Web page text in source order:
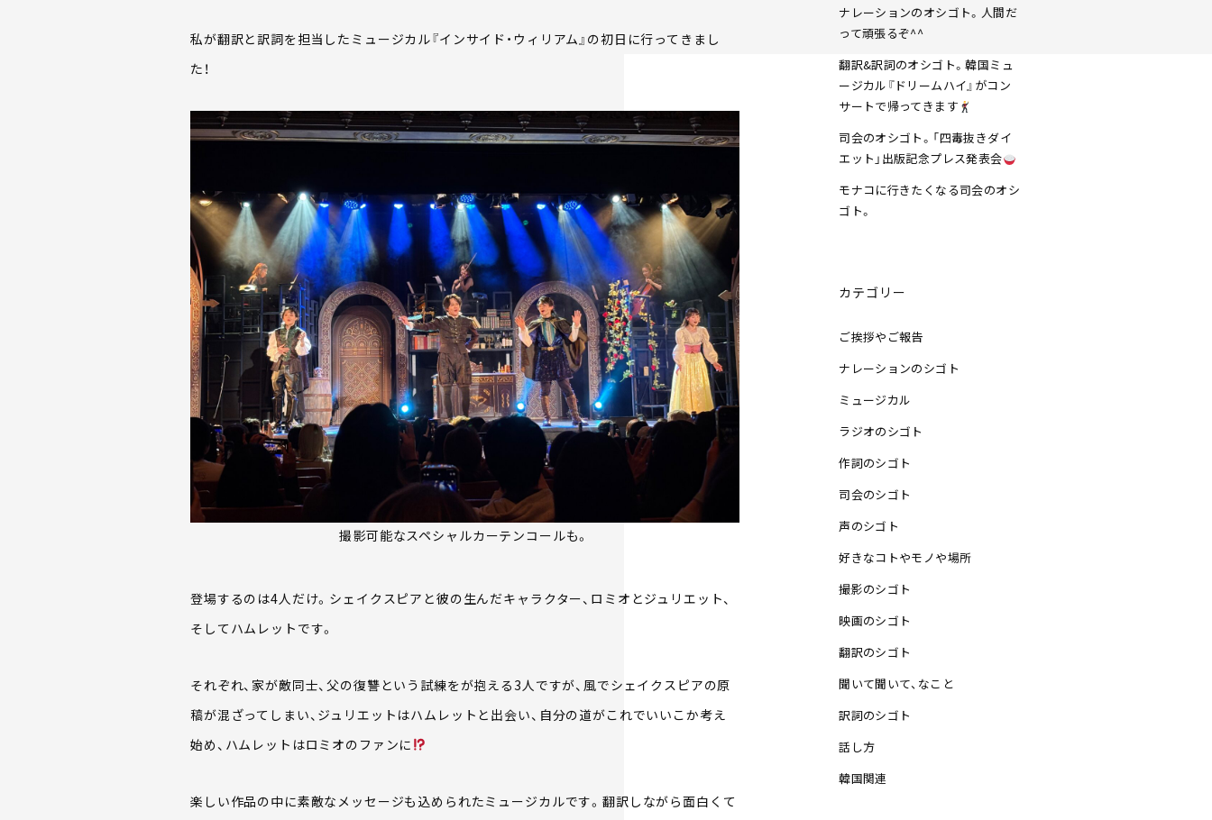
私が翻訳と訳詞を担当したミュージカル『インサイド・ウィリアム』の初日に行ってきまし
た！
撮影可能なスペシャルカーテンコールも。
登場するのは4人だけ。シェイクスピアと彼の生んだキャラクター、ロミオとジュリエット、
そしてハムレットです。
それぞれ、家が敵同士、父の復讐という試練をが抱える3人ですが、風でシェイクスピアの原
稿が混ざってしまい、ジュリエットはハムレットと出会い、自分の道がこれでいいこか考え
始め、ハムレットはロミオのファンに
楽しい作品の中に素敵なメッセージも込められたミュージカルです。翻訳しながら面白くて
ナレーションのオシゴト。人間だ
って頑張るぞ^^
翻訳&訳詞のオシゴト。韓国ミュ
ージカル『ドリームハイ』がコン
サートで帰ってきます
司会のオシゴト。「四毒抜きダイ
エット」出版記念プレス発表会
モナコに行きたくなる司会のオシ
ゴト。
カテゴリー
ご挨拶やご報告
ナレーションのシゴト
ミュージカル
ラジオのシゴト
作詞のシゴト
司会のシゴト
声のシゴト
好きなコトやモノや場所
撮影のシゴト
映画のシゴト
翻訳のシゴト
聞いて聞いて、なこと
訳詞のシゴト
話し方
韓国関連